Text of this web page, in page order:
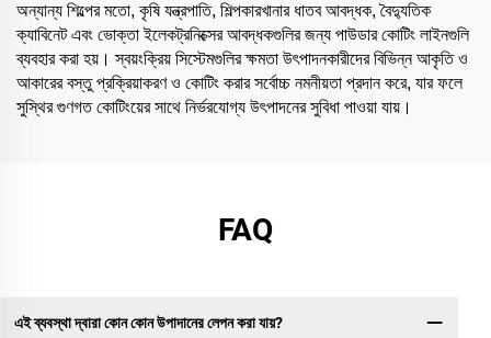
অন্যান্য শিল্পের মতো, কৃষি যন্ত্রপাতি, শিল্পকারখানার ধাতব আবদ্ধক, বৈদ্যুতিক
ক্যাবিনেট এবং ভোক্তা ইলেকট্রনিক্সের আবদ্ধকগুলির জন্য পাউডার কোটিং লাইনগুলি
ব্যবহার করা হয়। স্বয়ংক্রিয় সিস্টেমগুলির ক্ষমতা উৎপাদনকারীদের বিভিন্ন আকৃতি ও
আকারের বস্তু প্রক্রিয়াকরণ ও কোটিং করার সর্বোচ্চ নমনীয়তা প্রদান করে, যার ফলে
সুস্থির গুণগত কোটিংয়ের সাথে নির্ভরযোগ্য উৎপাদনের সুবিধা পাওয়া যায়।
FAQ
এই ব্যবস্থা দ্বারা কোন কোন উপাদানের লেপন করা যায়?